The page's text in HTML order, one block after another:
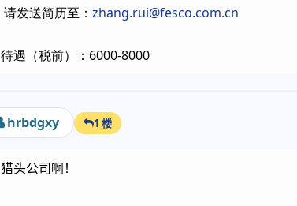
请发送简历至： zhang.rui@fesco.com.cn
待遇（税前）： 6000-8000
hrbdgxy 1 楼
猎头公司啊！